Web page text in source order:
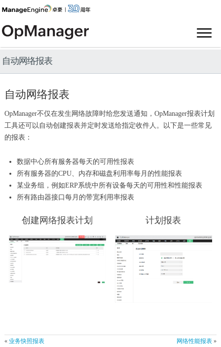
自动网络报表
自动网络报表
OpManager不仅在发生网络故障时给您发送通知，OpManager报表计划
工具还可以自动创建报表并定时发送给指定收件人。以下是一些常见
的报表：
数据中心所有服务器每天的可用性报表
所有服务器的CPU、内存和磁盘利用率每月的性能报表
某业务组，例如ERP系统中所有设备每天的可用性和性能报表
所有路由器接口每月的带宽利用率报表
创建网络报表计划 计划报表
« 业务快照报表 网络性能报表 »